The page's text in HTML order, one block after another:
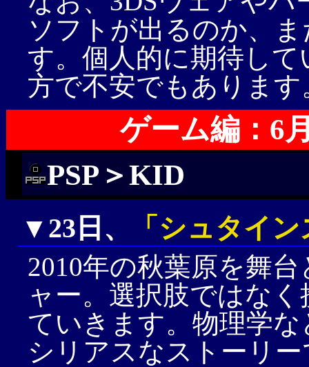
ソフトが出るのか、
す。個人的に期待し
方で不安でもあります
ゲーム編：6
PSP＞KID
▼23日、 「シュタイ
2010年の秋葉原を舞
ャー。選択肢ではな
ていきます。物理学
シリアスなストーリ